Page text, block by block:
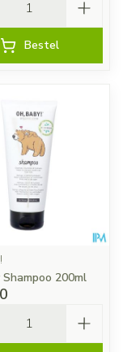
Bestel
200ml